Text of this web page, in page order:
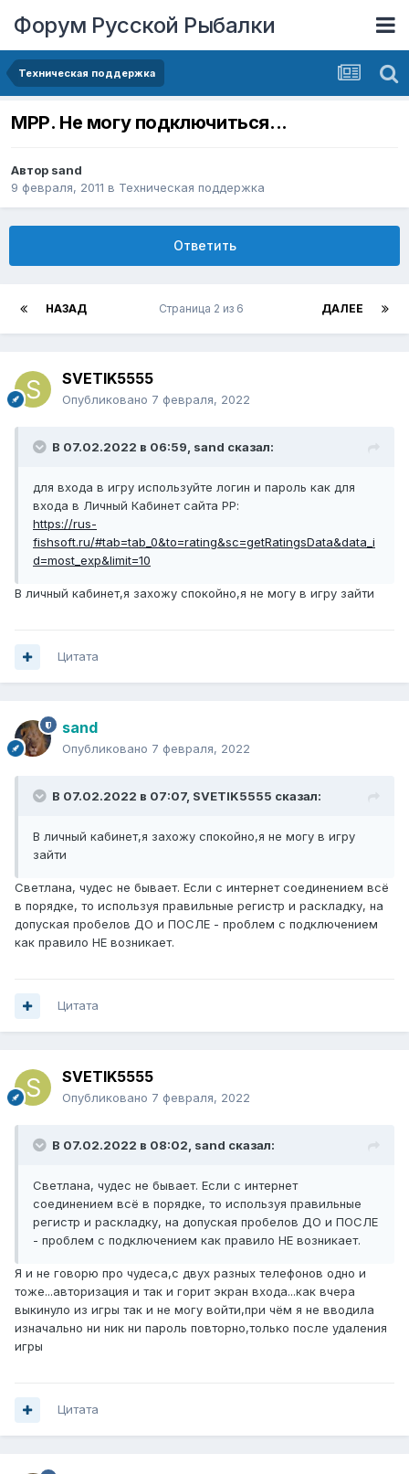
Форум Русской Рыбалки
Техническая поддержка
МРР. Не могу подключиться...
Автор sand
9 февраля, 2011 в Техническая поддержка
Ответить
НАЗАД ДАЛЕЕ
Страница 2 из 6
SVETIK5555
Опубликовано 7 февраля, 2022
В 07.02.2022 в 06:59, sand сказал:
для входа в игру используйте логин и пароль как для
входа в Личный Кабинет сайта РР:
https://rus-
fishsoft.ru/#tab=tab_0&to=rating&sc=getRatingsData&data_i
d=most_exp&limit=10
В личный кабинет,я захожу спокойно,я не могу в игру зайти
Цитата
sand
Опубликовано 7 февраля, 2022
В 07.02.2022 в 07:07, SVETIK5555 сказал:
В личный кабинет,я захожу спокойно,я не могу в игру
зайти
Светлана, чудес не бывает. Если с интернет соединением всё
в порядке, то используя правильные регистр и раскладку, на
допуская пробелов ДО и ПОСЛЕ - проблем с подключением
как правило НЕ возникает.
Цитата
SVETIK5555
Опубликовано 7 февраля, 2022
В 07.02.2022 в 08:02, sand сказал:
Светлана, чудес не бывает. Если с интернет
соединением всё в порядке, то используя правильные
регистр и раскладку, на допуская пробелов ДО и ПОСЛЕ
- проблем с подключением как правило НЕ возникает.
Я и не говорю про чудеса,с двух разных телефонов одно и
тоже...авторизация и так и горит экран входа...как вчера
выкинуло из игры так и не могу войти,при чём я не вводила
изначально ни ник ни пароль повторно,только после удаления
игры
Цитата